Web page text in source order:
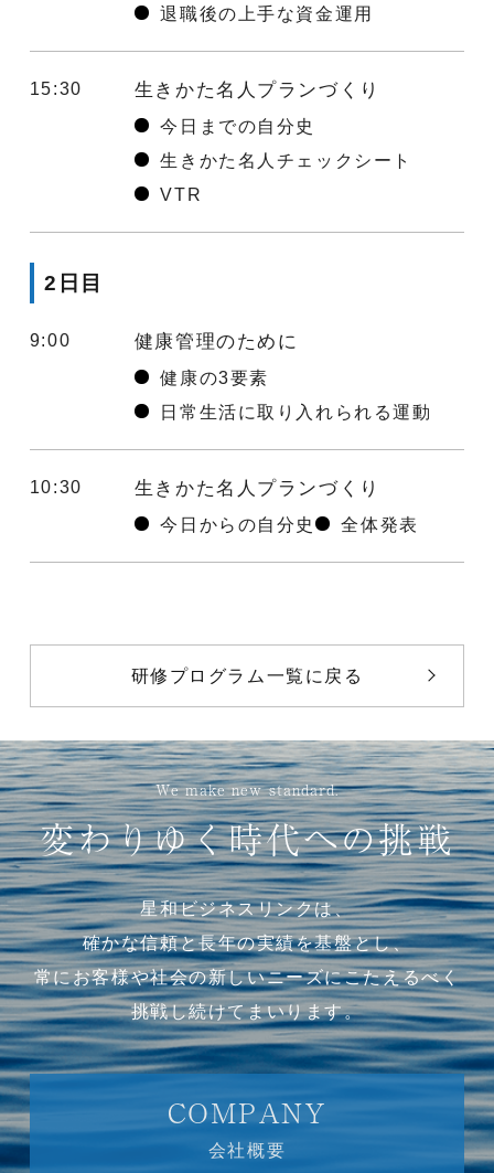
退職後の上手な資金運用
15:30 生きかた名人プランづくり
今日までの自分史
生きかた名人チェックシート
VTR
2日目
9:00 健康管理のために
健康の3要素
日常生活に取り入れられる運動
10:30 生きかた名人プランづくり
今日からの自分史 全体発表
研修プログラム一覧に戻る
We make new standard.
変わりゆく時代への挑戦
星和ビジネスリンクは、
確かな信頼と長年の実績を基盤とし、
常にお客様や社会の新しいニーズにこたえるべく
挑戦し続けてまいります。
COMPANY
会社概要